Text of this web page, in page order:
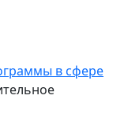
в сфере